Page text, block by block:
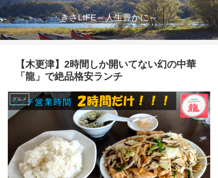
きさLIFE～人生豊かに～
【木更津】2時間しか開いてない幻の中華
「龍」で絶品格安ランチ
グルメ